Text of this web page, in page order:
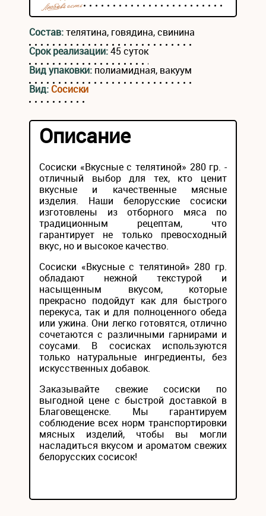
Состав:телятина, говядина, свинина
Срок реализации:45 суток
Вид упаковки: полиамидная, вакуум
Вид: Сосиски
Описание
Сосиски «Вкусные с телятиной» 280 гр. -
отличный выбор для тех, кто ценит
вкусные и качественные мясные
изделия. Наши белорусские сосиски
изготовлены из отборного мяса по
традиционным рецептам, что
гарантирует не только превосходный
вкус, но и высокое качество.
Сосиски «Вкусные с телятиной» 280 гр.
обладают нежной текстурой и
насыщенным вкусом, которые
прекрасно подойдут как для быстрого
перекуса, так и для полноценного обеда
или ужина. Они легко готовятся, отлично
сочетаются с различными гарнирами и
соусами. В сосисках используются
только натуральные ингредиенты, без
искусственных добавок.
Заказывайте свежие сосиски по
выгодной цене с быстрой доставкой в
Благовещенске. Мы гарантируем
соблюдение всех норм транспортировки
мясных изделий, чтобы вы могли
насладиться вкусом и ароматом свежих
белорусских сосисок!